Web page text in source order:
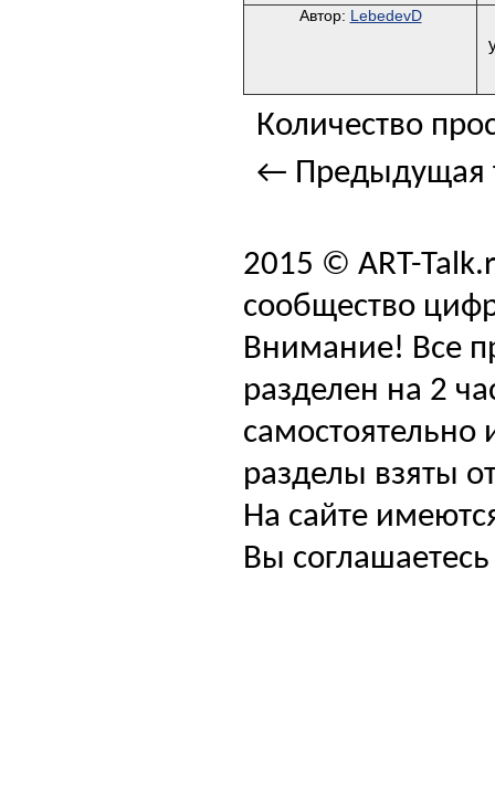
Автор: LebedevD
Количество
← Предыдущая
2015 © ART-
сообщество
Внимание! Все
разделен на 2
самостоятельно
разделы взяты
На сайте
Вы